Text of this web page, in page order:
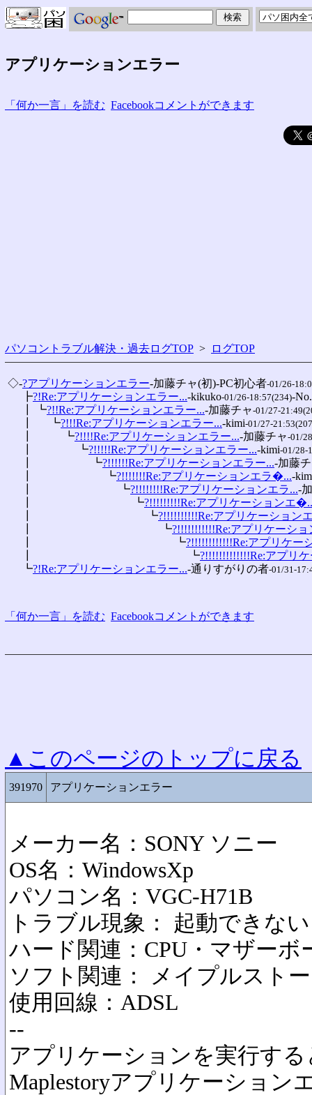
アプリケーションエラー
「何か一言」を読む Facebookコメントができます
パソコントラブル解決・過去ログTOP > ログTOP
◇-?アプリケーションエラー-加藤チャ(初)-PC初心者-01/26-
┣?!Re:アプリケーションエラー...-kikuko-01/26-18:57(234)-
┃ ┗?!!Re:アプリケーションエラー...-加藤チャ-01/27-
┃ 　 ┗?!!!Re:アプリケーションエラー...-kimi-01/27-
┃ 　 　 ┗?!!!!Re:アプリケーションエラー...-加藤チャ-01/
┃ 　 　 　 ┗?!!!!!Re:アプリケーションエラー...-kimi-01/28-
┃ 　 　 　 　 ┗?!!!!!!Re:アプリケーションエラー...-加藤
┃ 　 　 　 　 　 ┗?!!!!!!!Re:アプリケーションエラ�...-
┃ 　 　 　 　 　 　 ┗?!!!!!!!!Re:アプリケーションエラ...-
┃ 　 　 　 　 　 　 　 ┗?!!!!!!!!!Re:アプリケーションエ
┃ 　 　 　 　 　 　 　 　 ┗?!!!!!!!!!!Re:アプリケーション
┃ 　 　 　 　 　 　 　 　 　 ┗?!!!!!!!!!!!Re:アプリケーシ
┃ 　 　 　 　 　 　 　 　 　 　 ┗?!!!!!!!!!!!!Re:アプリケー
┃ 　 　 　 　 　 　 　 　 　 　 　 ┗?!!!!!!!!!!!!!Re:アプリ
┗?!Re:アプリケーションエラー...-通りすがりの者-01/31-
「何か一言」を読む Facebookコメントができます
▲このページのトップに戻る
391970 アプリケーションエラー
メーカー名：SONY ソニー
OS名：WindowsXp
パソコン名：VGC-H71B
トラブル現象： 起動できない
ハード関連：CPU・マザーボ
ソフト関連： メイプルスト
使用回線：ADSL
--
アプリケーションを実行する
Maplestoryアプリケーション